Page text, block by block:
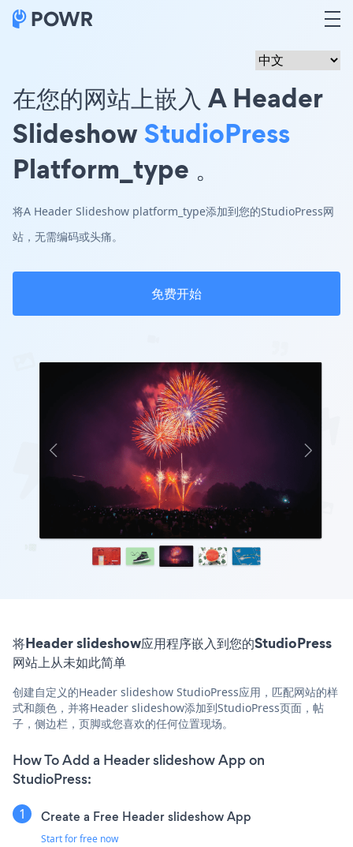
在您的网站上嵌入 A Header
SlideshowStudioPress
Platform_type 。
将A Header Slideshow platform_type添加到您的StudioPress网
站，无需编码或头痛。
免费开始
将Header slideshow应用程序嵌入到您的StudioPress
网站上从未如此简单
创建自定义的Header slideshow StudioPress应用，匹配网站的样
式和颜色，并将Header slideshow添加到StudioPress页面，帖
子，侧边栏，页脚或您喜欢的任何位置现场。
How To Add a Header slideshow App on
StudioPress:
Create a Free Header slideshow App
Start for free now